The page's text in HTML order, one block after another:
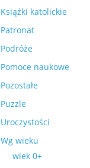
Książki katolickie
Patronat
Podróże
Pomoce naukowe
Pozostałe
Puzzle
Uroczystości
Wg wieku
wiek 0+